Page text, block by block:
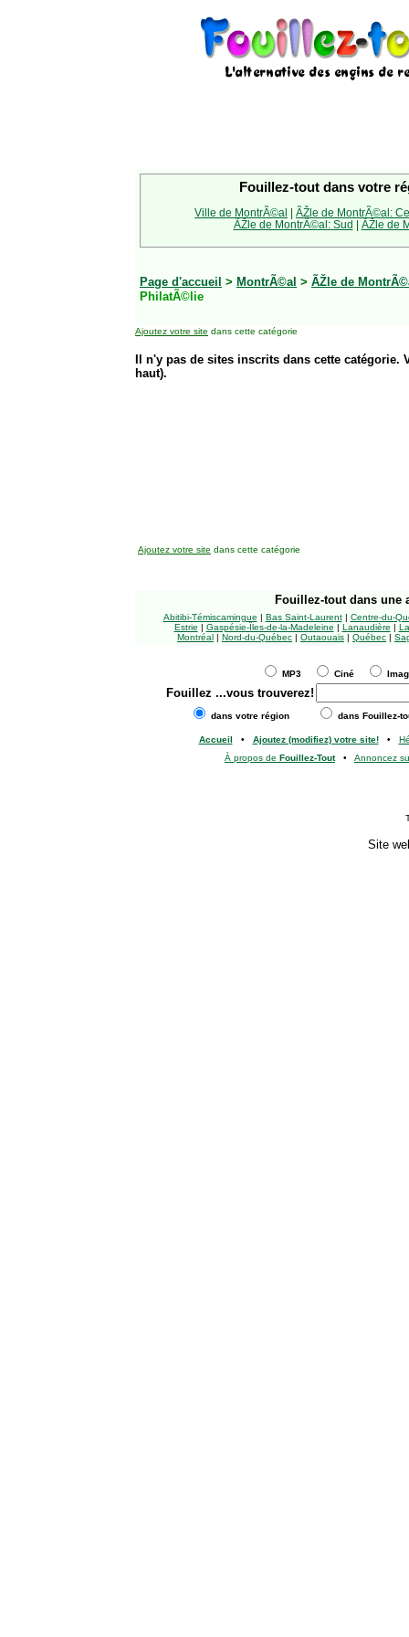
Fouillez-tout dans votre
Ville de MontrÃ©al | ÃŽle de MontrÃ©al:
ÃŽle de MontrÃ©al: Sud | ÃŽle de
Page d'accueil > MontrÃ©al > ÃŽle de
PhilatÃ©lie
Ajoutez votre site dans cette catégorie
Il n'y pas de sites inscrits dans cette
haut).
Ajoutez votre site dans cette catégorie
Fouillez-tout dans une
Abitibi-Témiscamingue | Bas Saint-Laurent| Centre-du-
Estrie | Gaspésie-Îles-de-la-Madeleine | Lanaudière |
Montréal | Nord-du-Québec | Outaouais | Québec |
MP3 Ciné
Fouillez ...vous trouverez!
dans votre région dans Fouillez-
Accueil • Ajoutez (modifiez) votre site!•
À propos de Fouillez-Tout• Annoncez
Site